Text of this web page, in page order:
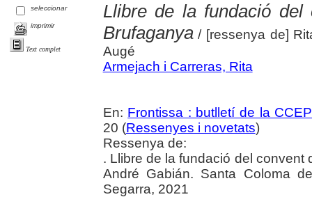
seleccionar
imprimir
Text complet
Llibre de la fundació
Brufaganya/ [ressenya de]
Augé
Armejach i Carreras, Rita
En: Frontissa : butlletí de la
20 (Ressenyes i novetats)
Ressenya de:
. Llibre de la fundació del convent
André Gabián. Santa Coloma
Segarra, 2021